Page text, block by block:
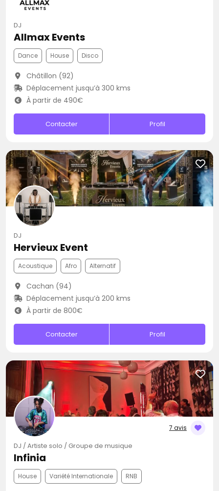
DJ
Allmax Events
Dance House Disco
Châtillon (92)
Déplacement jusqu’à 300 kms
À partir de 490€
Contacter Profil
DJ
Hervieux Event
Acoustique Afro Alternatif
Cachan (94)
Déplacement jusqu’à 200 kms
À partir de 800€
Contacter Profil
7 avis
DJ / Artiste solo / Groupe de musique
Infinia
House Variété Internationale RNB